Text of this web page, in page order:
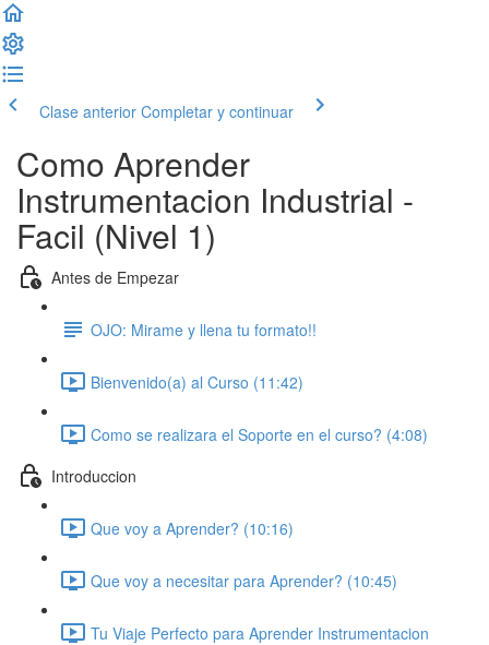
Clase anterior Completar y continuar
Como Aprender
Instrumentacion Industrial -
Facil (Nivel 1)
Antes de Empezar
OJO: Mirame y llena tu formato!!
Bienvenido(a) al Curso (11:42)
Como se realizara el Soporte en el curso? (4:08)
Introduccion
Que voy a Aprender? (10:16)
Que voy a necesitar para Aprender? (10:45)
Tu Viaje Perfecto para Aprender Instrumentacion